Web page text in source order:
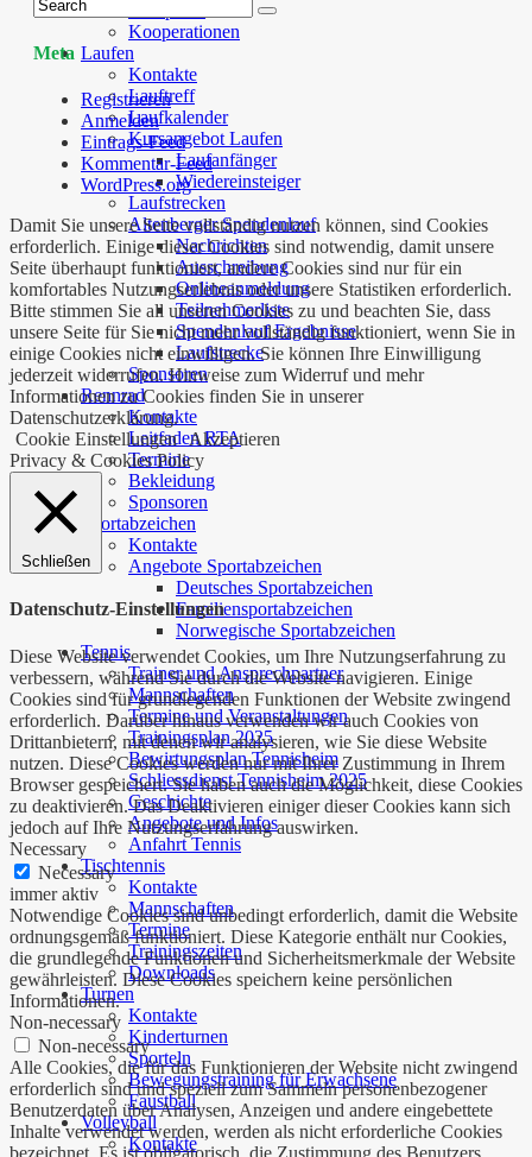
Kooperationen
Laufen
Kontakte
Lauftreff
Laufkalender
Kursangebot Laufen
Laufanfänger
Wiedereinsteiger
Laufstrecken
Altenberger Spendenlauf
Nachrichten
Ausschreibung
Onlineanmeldung
Teilnehmerliste
Spendenlauf Ergebnisse
Laufstrecke
Sponsoren
Rennrad
Kontakte
Leitfaden RTA
Termine
Bekleidung
Sponsoren
Sportabzeichen
Kontakte
Angebote Sportabzeichen
Deutsches Sportabzeichen
Familiensportabzeichen
Norwegische Sportabzeichen
Tennis
Trainer und Ansprechpartner
Mannschaften
Termine und Veranstaltungen
Trainingsplan 2025
Bewirtungsplan Tennisheim
Schliessdienst Tennisheim 2025
Geschichte
Angebote und Infos
Anfahrt Tennis
Tischtennis
Kontakte
Mannschaften
Termine
Trainingszeiten
Downloads
Turnen
Kontakte
Kinderturnen
Sporteln
Bewegungstraining für Erwachsene
Faustball
Volleyball
Kontakte
Meta
Registrieren
Anmelden
Eintrags-Feed
Kommentar-Feed
WordPress.org
Damit Sie unsere Seite vollständig nutzen können, sind Cookies
erforderlich. Einige dieser Cookies sind notwendig, damit unsere
Seite überhaupt funktioniert, andere Cookies sind nur für ein
komfortables Nutzungserlebnis oder unsere Statistiken erforderlich.
Bitte stimmen Sie all unseren Cookies zu und beachten Sie, dass
unsere Seite für Sie nicht mehr vollständig funktioniert, wenn Sie in
einige Cookies nicht einwilligen. Sie können Ihre Einwilligung
jederzeit widerrufen. Hinweise zum Widerruf und mehr
Informationen zu Cookies finden Sie in unserer
Datenschutzerklärung.
Cookie Einstellungen Akzeptieren
Privacy & Cookies Policy
Schließen
Datenschutz-Einstellungen
Diese Website verwendet Cookies, um Ihre Nutzungserfahrung zu
verbessern, während Sie durch die Website navigieren. Einige
Cookies sind für grundlegenden Funktionen der Website zwingend
erforderlich. Darüber hinaus verwenden wir auch Cookies von
Drittanbietern, mit denen wir analysieren, wie Sie diese Website
nutzen. Diese Cookies werden nur mit Ihrer Zustimmung in Ihrem
Browser gespeichert. Sie haben auch die Möglichkeit, diese Cookies
zu deaktivieren. Das Deaktivieren einiger dieser Cookies kann sich
jedoch auf Ihre Nutzungserfahrung auswirken.
Necessary
Necessary
immer aktiv
Notwendige Cookies sind unbedingt erforderlich, damit die Website
ordnungsgemäß funktioniert. Diese Kategorie enthält nur Cookies,
die grundlegende Funktionen und Sicherheitsmerkmale der Website
gewährleisten. Diese Cookies speichern keine persönlichen
Informationen.
Non-necessary
Non-necessary
Alle Cookies, die für das Funktionieren der Website nicht zwingend
erforderlich sind und speziell zum Sammeln personenbezogener
Benutzerdaten über Analysen, Anzeigen und andere eingebettete
Inhalte verwendet werden, werden als nicht erforderliche Cookies
bezeichnet. Es ist obligatorisch, die Zustimmung des Benutzers